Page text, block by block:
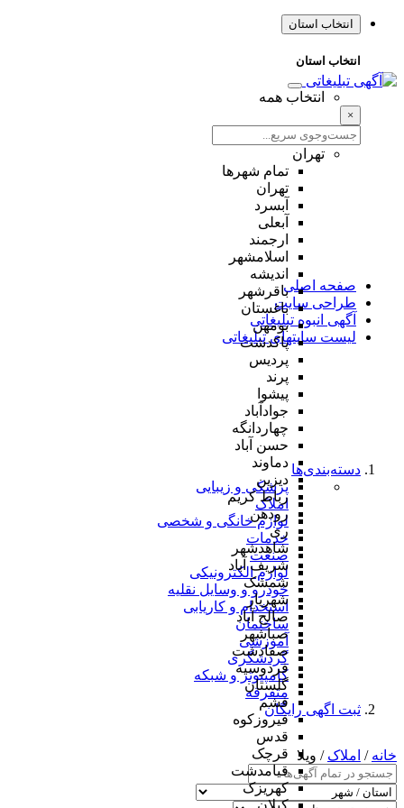
انتخاب استان
انتخاب استان
انتخاب همه
×
تهران
تمام شهر‌ها
تهران
آبسرد
آبعلی
ارجمند
اسلامشهر
اندیشه
باقرشهر
باغستان
بومهن
پاکدشت
پردیس
پرند
پیشوا
جوادآباد
چهاردانگه
حسن آباد
دماوند
دیزین
رباط کریم
رودهن
ری
شاهدشهر
شریف آباد
شمشک
شهریار
صالح آباد
صباشهر
صفادشت
فردوسیه
گلستان
فشم
فیروزکوه
قدس
قرچک
قیامدشت
کهریزک
صفحه اصلی
طراحی سایت
آگهی انبوه تبلیغاتی
لیست سایتهای تبلیغاتی
دسته‌بندی‌ها
پزشکی و زیبایی
املاک
لوازم خانگی و شخصی
خدمات
صنعت
لوازم الکترونیکی
خودرو و وسایل نقلیه
استخدام و کاریابی
ساختمان
آموزشی
گردشگری
کامپیوتر و شبکه
متفرقه
ثبت اگهی رایگان
خانه / املاک / ویلا